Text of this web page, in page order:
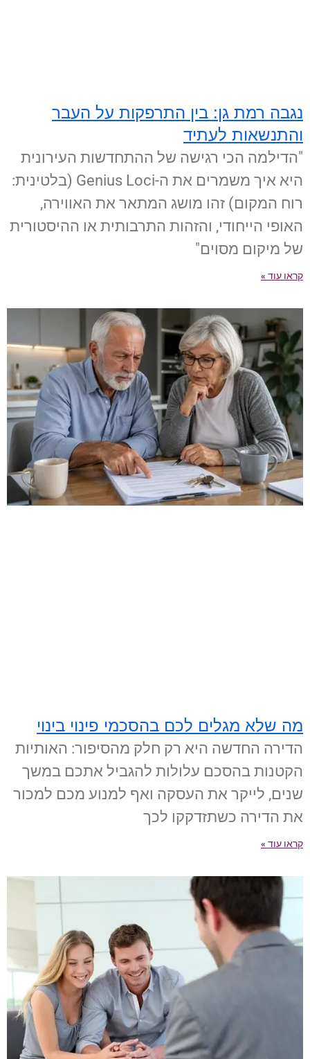
נגבה רמת גן: בין התרפקות על העבר
והתנשאות לעתיד
"הדילמה הכי רגישה של ההתחדשות העירונית
היא איך משמרים את ה-Genius Loci (בלטינית:
רוח המקום) זהו מושג המתאר את האווירה,
האופי הייחודי, והזהות התרבותית או ההיסטורית
של מיקום מסוים"
קראו עוד »
מה שלא מגלים לכם בהסכמי פינוי בינוי
הדירה החדשה היא רק חלק מהסיפור: האותיות
הקטנות בהסכם עלולות להגביל אתכם במשך
שנים, לייקר את העסקה ואף למנוע מכם למכור
את הדירה כשתזדקקו לכך
קראו עוד »